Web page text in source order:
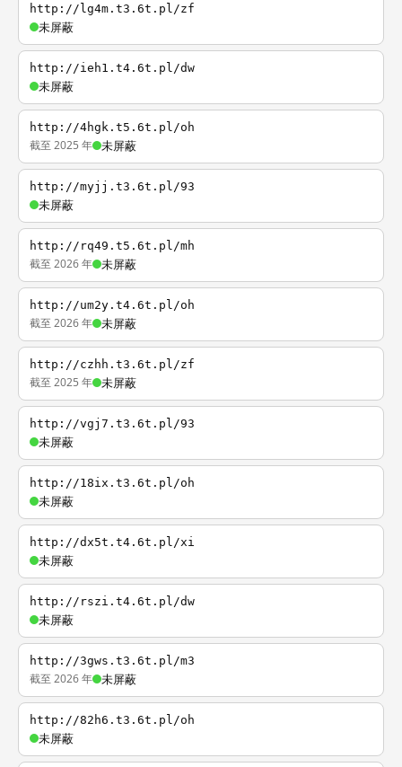
http://lg4m.t3.6t.pl/zf
未屏蔽
http://ieh1.t4.6t.pl/dw
未屏蔽
http://4hgk.t5.6t.pl/oh
截至 2025 年 未屏蔽
http://myjj.t3.6t.pl/93
未屏蔽
http://rq49.t5.6t.pl/mh
截至 2026 年 未屏蔽
http://um2y.t4.6t.pl/oh
截至 2026 年 未屏蔽
http://czhh.t3.6t.pl/zf
截至 2025 年 未屏蔽
http://vgj7.t3.6t.pl/93
未屏蔽
http://18ix.t3.6t.pl/oh
未屏蔽
http://dx5t.t4.6t.pl/xi
未屏蔽
http://rszi.t4.6t.pl/dw
未屏蔽
http://3gws.t3.6t.pl/m3
截至 2026 年 未屏蔽
http://82h6.t3.6t.pl/oh
未屏蔽